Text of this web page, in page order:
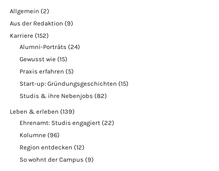
Allgemein (2)
Aus der Redaktion (9)
Karriere (152)
Alumni-Porträts (24)
Gewusst wie (15)
Praxis erfahren (5)
Start-up: Gründungsgeschichten (15)
Studis & ihre Nebenjobs (82)
Leben & erleben (139)
Ehrenamt: Studis engagiert (22)
Kolumne (96)
Region entdecken (12)
So wohnt der Campus (9)